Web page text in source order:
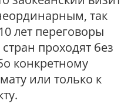
так
лет переговоры
проходят без
конкретному
или только к